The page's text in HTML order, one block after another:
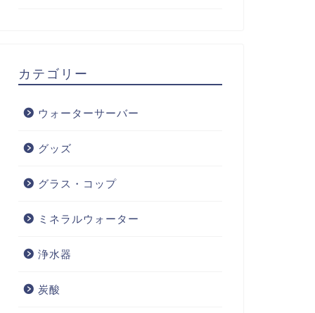
カテゴリー
ウォーターサーバー
グッズ
グラス・コップ
ミネラルウォーター
浄水器
炭酸